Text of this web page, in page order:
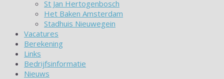
St Jan Hertogenbosch
Het Baken Amsterdam
Stadhuis Nieuwegein
Vacatures
Berekening
Links
Bedrijfsinformatie
Nieuws